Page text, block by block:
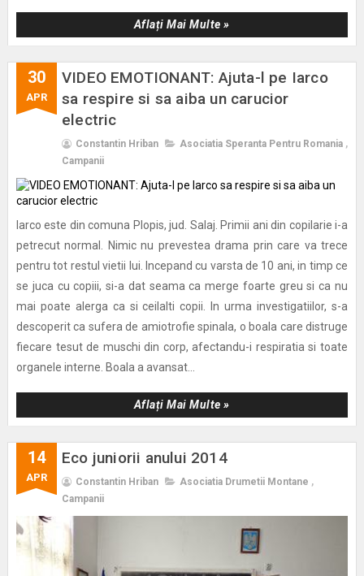
Aflați Mai Multe »
30
APR
VIDEO EMOTIONANT: Ajuta-l pe Iarco
sa respire si sa aiba un carucior
electric
Constantin Hriban Asociatia Speranta Pentru Romania ,
Campanii
Iarco este din comuna Plopis, jud. Salaj. Primii ani din copilarie i-a
petrecut normal. Nimic nu prevestea drama prin care va trece
pentru tot restul vietii lui. Incepand cu varsta de 10 ani, in timp ce
se juca cu copiii, si-a dat seama ca merge foarte greu si ca nu
mai poate alerga ca si ceilalti copii. In urma investigatiilor, s-a
descoperit ca sufera de amiotrofie spinala, o boala care distruge
fiecare tesut de muschi din corp, afectandu-i respiratia si toate
organele interne. Boala a avansat...
Aflați Mai Multe »
14
APR
Eco juniorii anului 2014
Constantin Hriban Asociatia Drumetii Montane ,
Campanii